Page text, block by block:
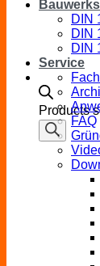
Products
DIN
DIN
DIN
Service
FAQ